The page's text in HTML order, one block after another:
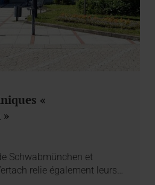
«
Schwabmünchen et
relie également leurs…